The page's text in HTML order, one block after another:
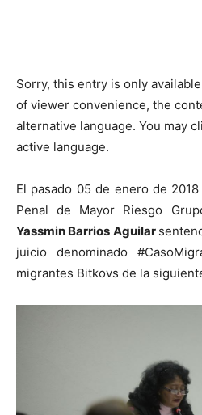
Sorry, this entry is only
of viewer convenience, the
alternative language. You may
active language.
El pasado 05 de enero de
Penal de Mayor Riesgo
Yassmin Barrios Aguilar
juicio denominado
migrantes Bitkovs de la